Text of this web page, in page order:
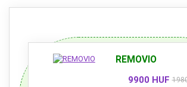
REMOVIO
9900 HUF